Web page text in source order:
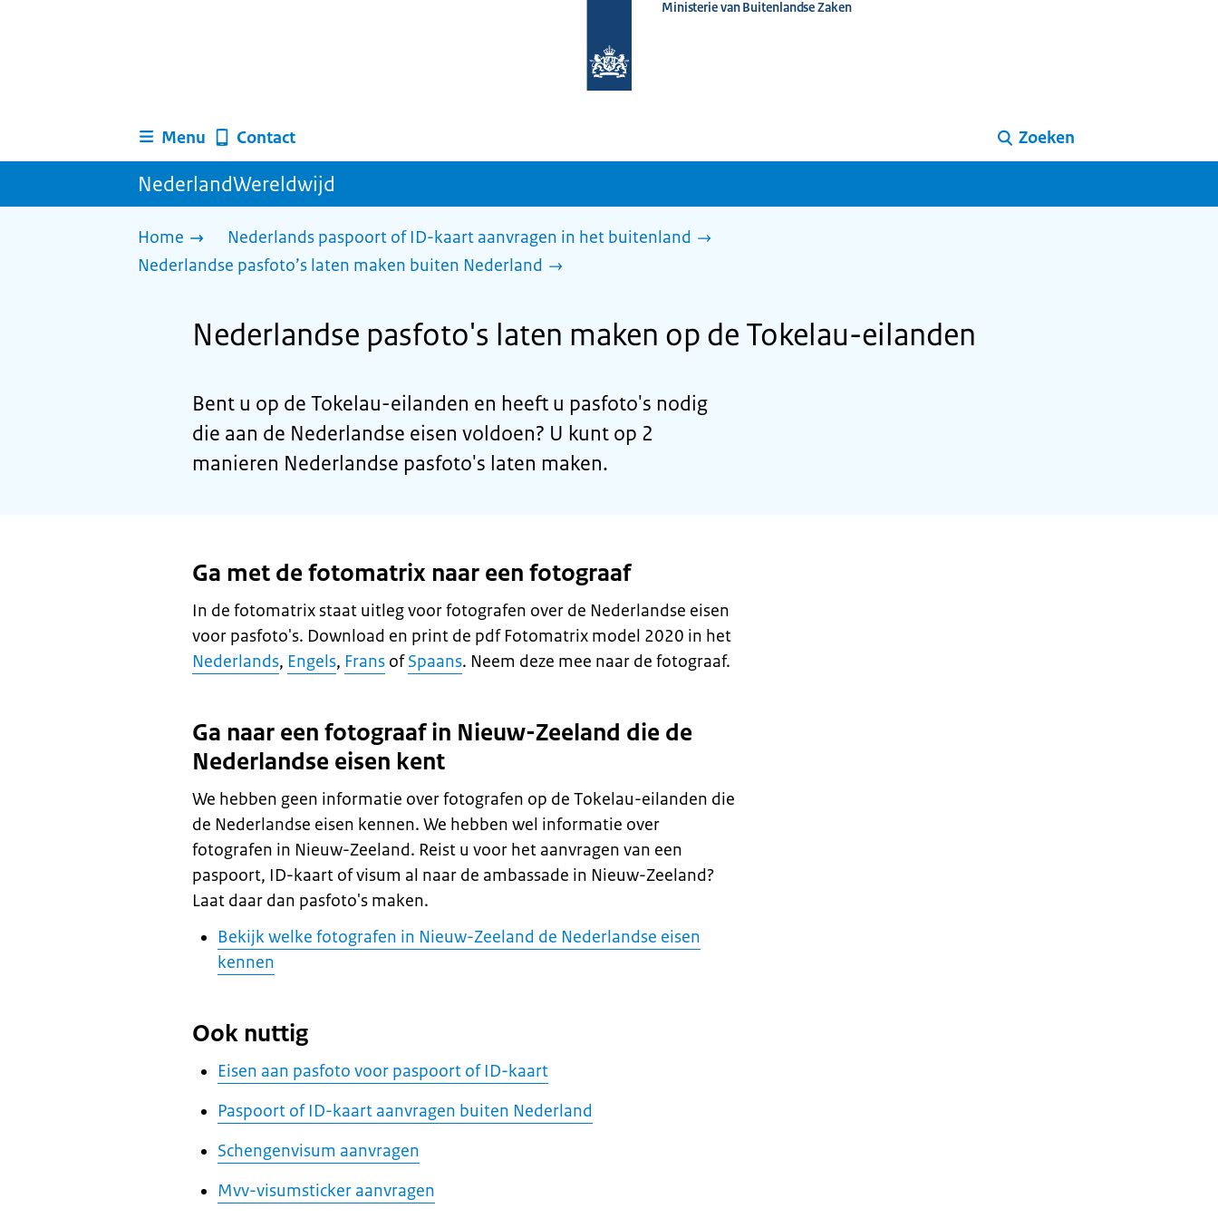
homepage
Ministerie van Buitenlandse Zaken
Menu Contact Zoeken
NederlandWereldwijd
Home
Nederlands paspoort of ID-kaart aanvragen in het buitenland
Nederlandse pasfoto’s laten maken buiten Nederland
Nederlandse pasfoto's laten maken op de Tokelau-eilanden
Bent u op de Tokelau-eilanden en heeft u pasfoto's nodig
die aan de Nederlandse eisen voldoen? U kunt op 2
manieren Nederlandse pasfoto's laten maken.
Ga met de fotomatrix naar een fotograaf
In de fotomatrix staat uitleg voor fotografen over de Nederlandse eisen
voor pasfoto's. Download en print de pdf Fotomatrix model 2020 in het
Nederlands, Engels, Frans ofSpaans. Neem deze mee naar de fotograaf.
Ga naar een fotograaf in Nieuw-Zeeland die de
Nederlandse eisen kent
We hebben geen informatie over fotografen op de Tokelau-eilanden die
de Nederlandse eisen kennen. We hebben wel informatie over
fotografen in Nieuw-Zeeland. Reist u voor het aanvragen van een
paspoort, ID-kaart of visum al naar de ambassade in Nieuw-Zeeland?
Laat daar dan pasfoto's maken.
Bekijk welke fotografen in Nieuw-Zeeland de Nederlandse eisen
kennen
Ook nuttig
Eisen aan pasfoto voor paspoort of ID-kaart
Paspoort of ID-kaart aanvragen buiten Nederland
Schengenvisum aanvragen
Mvv-visumsticker aanvragen